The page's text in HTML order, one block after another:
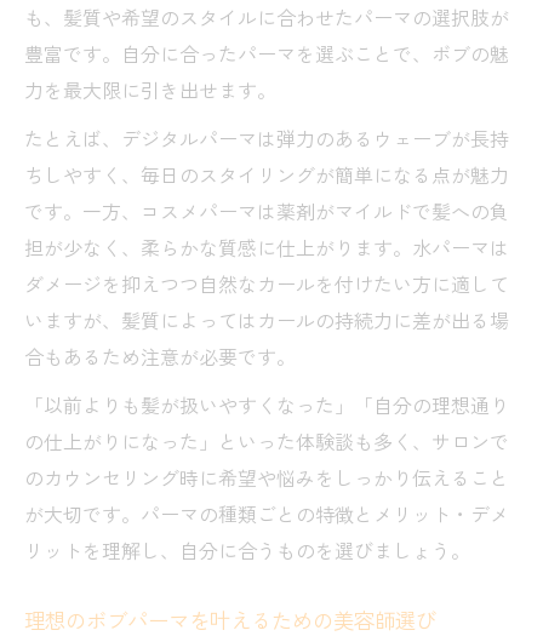
も、髪質や希望のスタイルに合わせたパーマの選択肢が
豊富です。自分に合ったパーマを選ぶことで、ボブの魅
力を最大限に引き出せます。
たとえば、デジタルパーマは弾力のあるウェーブが長持
ちしやすく、毎日のスタイリングが簡単になる点が魅力
です。一方、コスメパーマは薬剤がマイルドで髪への負
担が少なく、柔らかな質感に仕上がります。水パーマは
ダメージを抑えつつ自然なカールを付けたい方に適して
いますが、髪質によってはカールの持続力に差が出る場
合もあるため注意が必要です。
「以前よりも髪が扱いやすくなった」「自分の理想通り
の仕上がりになった」といった体験談も多く、サロンで
のカウンセリング時に希望や悩みをしっかり伝えること
が大切です。パーマの種類ごとの特徴とメリット・デメ
リットを理解し、自分に合うものを選びましょう。
理想のボブパーマを叶えるための美容師選び